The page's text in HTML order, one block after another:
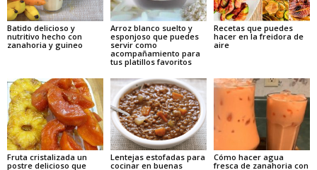
Batido delicioso y
nutritivo hecho con
zanahoria y guineo
Arroz blanco suelto y
esponjoso que puedes
servir como
acompañamiento para
tus platillos favoritos
Recetas que puedes
hacer en la freidora de
aire
Fruta cristalizada un
postre delicioso que
Lentejas estofadas para
cocinar en buenas
Cómo hacer agua
fresca de zanahoria con